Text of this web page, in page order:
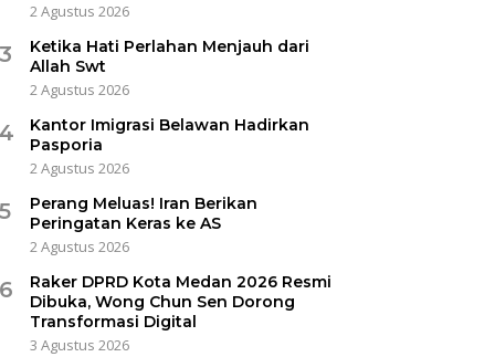
2 Agustus 2026
Ketika Hati Perlahan Menjauh dari
Allah Swt
2 Agustus 2026
Kantor Imigrasi Belawan Hadirkan
Pasporia
2 Agustus 2026
Perang Meluas! Iran Berikan
Peringatan Keras ke AS
2 Agustus 2026
Raker DPRD Kota Medan 2026 Resmi
Dibuka, Wong Chun Sen Dorong
Transformasi Digital
3 Agustus 2026